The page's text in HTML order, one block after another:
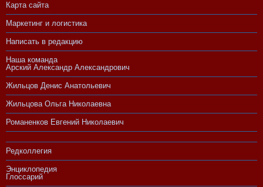
Карта сайта
Маркетинг и логистика
Написать в редакцию
Наша команда
Арский Александр Александрович
Жильцов Денис Анатольевич
Жильцова Ольга Николаевна
Романенков Евгений Николаевич
Редколлегия
Энциклопедия
Глоссарий